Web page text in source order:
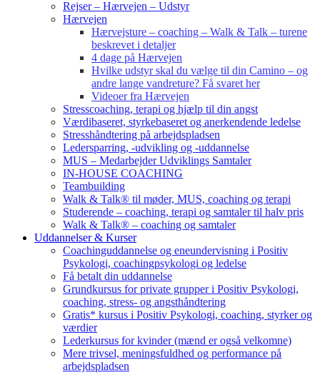
Rejser – Hærvejen – Udstyr
Hærvejen
Hærvejsture – coaching – Walk & Talk – turene
beskrevet i detaljer
4 dage på Hærvejen
Hvilke udstyr skal du vælge til din Camino – og
andre lange vandreture? Få svaret her
Videoer fra Hærvejen
Stresscoaching, terapi og hjælp til din angst
Værdibaseret, styrkebaseret og anerkendende ledelse
Stresshåndtering på arbejdspladsen
Ledersparring, -udvikling og -uddannelse
MUS – Medarbejder Udviklings Samtaler
IN-HOUSE COACHING
Teambuilding
Walk & Talk® til møder, MUS, coaching og terapi
Studerende – coaching, terapi og samtaler til halv pris
Walk & Talk® – coaching og samtaler
Uddannelser & Kurser
Coachinguddannelse og eneundervisning i Positiv
Psykologi, coachingpsykologi og ledelse
Få betalt din uddannelse
Grundkursus for private grupper i Positiv Psykologi,
coaching, stress- og angsthåndtering
Gratis* kursus i Positiv Psykologi, coaching, styrker og
værdier
Lederkursus for kvinder (mænd er også velkomne)
Mere trivsel, meningsfuldhed og performance på
arbejdspladsen